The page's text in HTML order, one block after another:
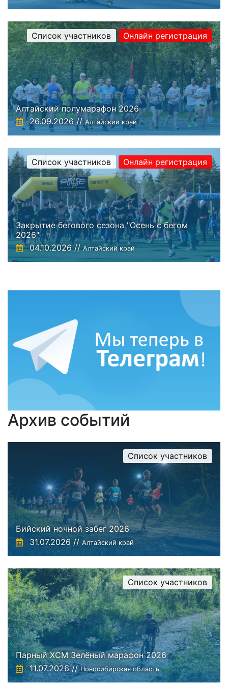
Алтайский полумарафон 2026
26.09.2026 //Алтайский край
Список участников Онлайн регистрация
Закрытие бегового сезона "Осень с бегом
2026"
04.10.2026 //Алтайский край
Список участников Онлайн регистрация
Архив событий
Бийский ночной забег 2026
31.07.2026 // Алтайский край
Список участников
Парный XCM Зелёный марафон 2026
11.07.2026 //Новосибирская область
Список участников